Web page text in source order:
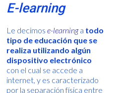
E-learning
Le decimos e-learninga todo
tipo de educación que se
realiza utilizando algún
dispositivo electrónico
con el cual se accede a
internet, y es caracterizado
por la separación física entre